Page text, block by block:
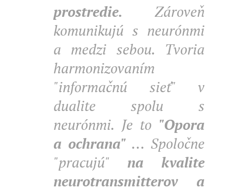
prostredie. Zároveň
komunikujú s neurónmi
a medzi sebou. Tvoria
harmonizovaním
"informačnú sieť" v
dualite spolu s
neurónmi. Je to "Opora
a ochrana" ... Spoločne
"pracujú" na kvalite
neurotransmitterov a